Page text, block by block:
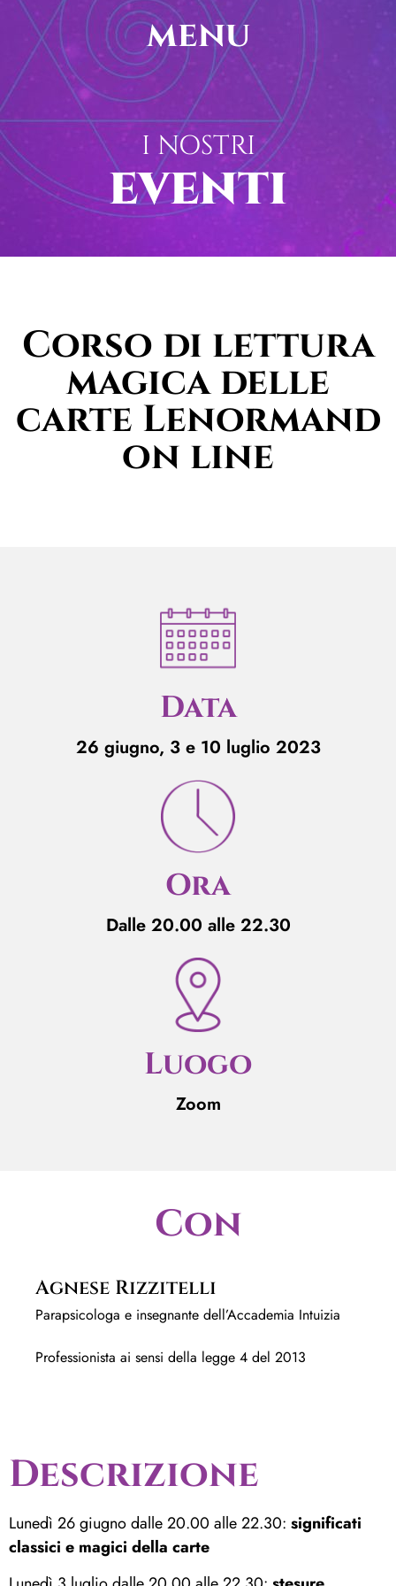
menu
I NOSTRI
EVENTI
Corso di lettura
magica delle
carte Lenormand
on line
Data
26 giugno, 3 e 10 luglio 2023
Ora
Dalle 20.00 alle 22.30
Luogo
Zoom
Con
Agnese Rizzitelli
Parapsicologa e insegnante dell’Accademia Intuizia
Professionista ai sensi della legge 4 del 2013
Descrizione
Lunedì 26 giugno dalle 20.00 alle 22.30: significati
classici e magici della carte